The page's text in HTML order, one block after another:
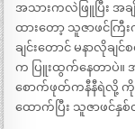
အသားကလဲဖြူပြီး အခ
ထားတော့ သူဇာဖင်ကြီး
ချင်းတောင် မနာလိုချ
က ပြူးထွက်နေတာပဲ။ အ
စောက်ဖုတ်ကနီနီရဲလို့ ကို
ထောက်ပြီး သူဇာဖင်နှ